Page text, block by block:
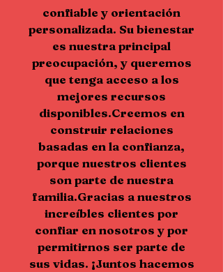
confiable y orientación
personalizada. Su bienestar
es nuestra principal
preocupación, y queremos
que tenga acceso a los
mejores recursos
disponibles.Creemos en
construir relaciones
basadas en la confianza,
porque nuestros clientes
son parte de nuestra
familia.Gracias a nuestros
increíbles clientes por
confiar en nosotros y por
permitirnos ser parte de
sus vidas. ¡Juntos hacemos